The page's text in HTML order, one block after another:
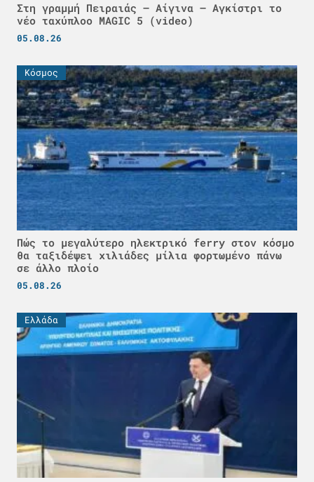
Στη γραμμή Πειραιάς – Αίγινα – Αγκίστρι το
νέο ταχύπλοο MAGIC 5 (video)
05.08.26
Κόσμος
Πώς το μεγαλύτερο ηλεκτρικό ferry στον κόσμο
θα ταξιδέψει χιλιάδες μίλια φορτωμένο πάνω
σε άλλο πλοίο
05.08.26
Ελλάδα